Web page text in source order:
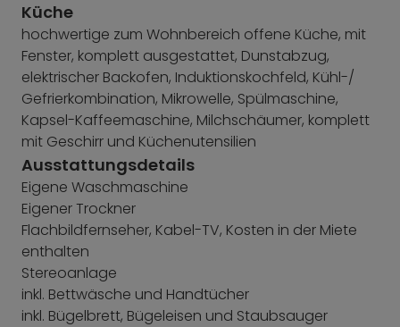
Küche
hochwertige zum Wohnbereich offene Küche, mit
Fenster, komplett ausgestattet, Dunstabzug,
elektrischer Backofen, Induktionskochfeld, Kühl-/
Gefrierkombination, Mikrowelle, Spülmaschine,
Kapsel-Kaffeemaschine, Milchschäumer, komplett
mit Geschirr und Küchenutensilien
Ausstattungsdetails
Eigene Waschmaschine
Eigener Trockner
Flachbildfernseher, Kabel-TV, Kosten in der Miete
enthalten
Stereoanlage
inkl. Bettwäsche und Handtücher
inkl. Bügelbrett, Bügeleisen und Staubsauger